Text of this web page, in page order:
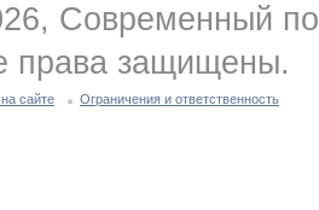
Современный
права защищены.
сайте Ограничения и ответственность